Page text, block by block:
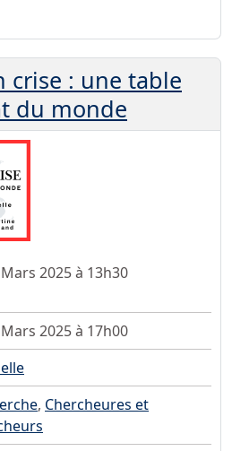
crise : une table
du monde
2025 à 13h30
2025 à 17h00
, Chercheures et